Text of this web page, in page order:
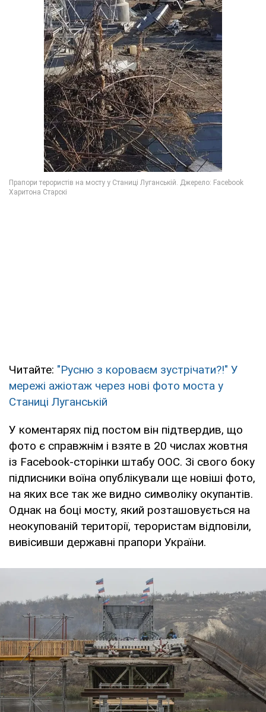
Читайте: "Русню з короваєм зустрічати?!" У
мережі ажіотаж через нові фото моста у
Станиці Луганській
У коментарях під постом він підтвердив, що
фото є справжнім і взяте в 20 числах жовтня
із Facebook-сторінки штабу ООС. Зі свого боку
підписники воїна опублікували ще новіші фото,
на яких все так же видно символіку окупантів.
Однак на боці мосту, який розташовується на
неокупованій території, терористам відповіли,
вивісивши державні прапори України.